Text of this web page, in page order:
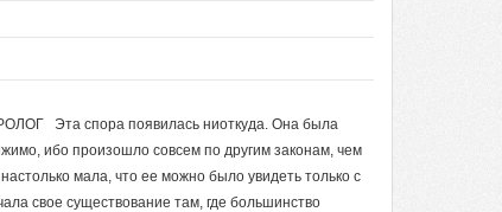
Эта спора появилась ниоткуда. Она была
ибо произошло совсем по другим законам, чем
мала, что ее можно было увидеть только с
свое существование там, где большинство